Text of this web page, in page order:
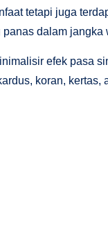
tetapi juga
dalam jangka
efek pasa
koran, kertas,